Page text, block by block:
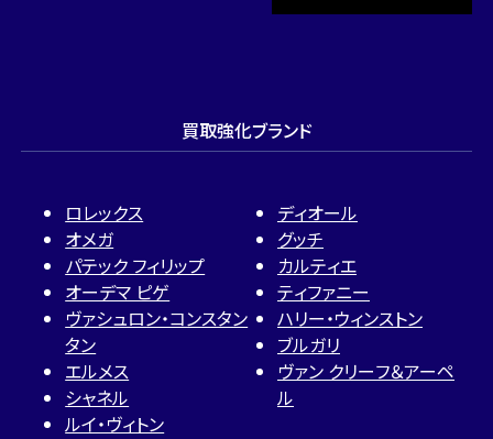
買取強化ブランド
ロレックス
オメガ
パテック フィリップ
オーデマ ピゲ
ヴァシュロン・コンスタン
タン
エルメス
シャネル
ルイ・ヴィトン
ディオール
グッチ
カルティエ
ティファニー
ハリー・ウィンストン
ブルガリ
ヴァン クリーフ＆アーペ
ル